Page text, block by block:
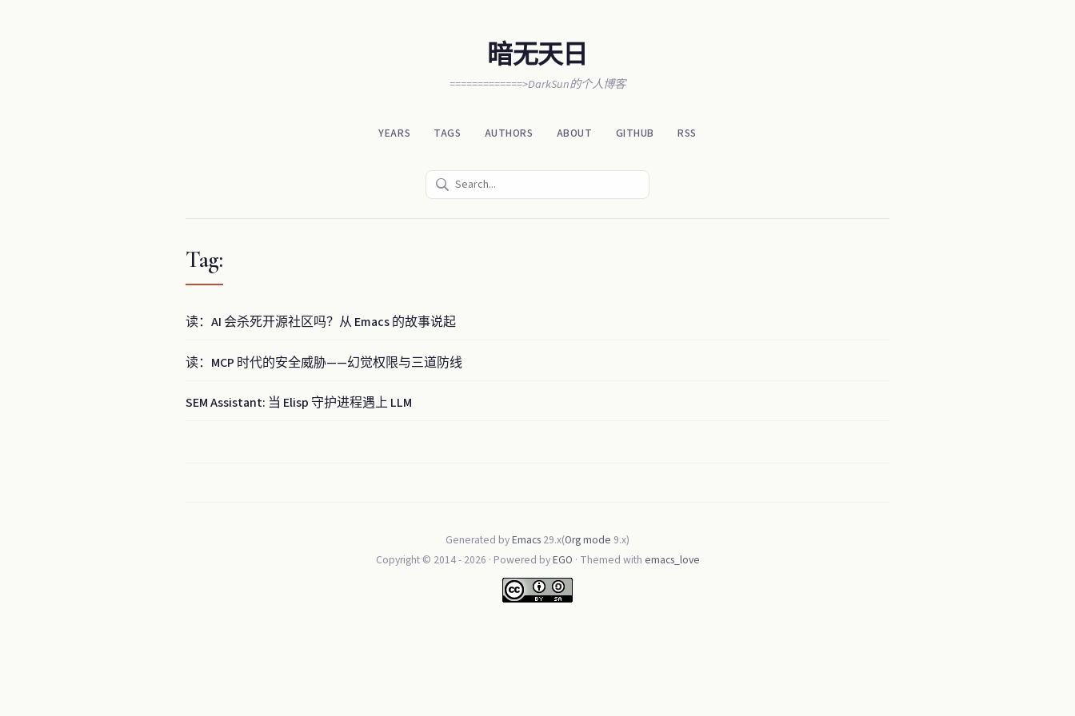
暗无天日
=============>DarkSun的个人博客
YEARS TAGS AUTHORS ABOUT GITHUB RSS
Tag:
读：AI 会杀死开源社区吗？从 Emacs 的故事说起
读：MCP 时代的安全威胁——幻觉权限与三道防线
SEM Assistant: 当 Elisp 守护进程遇上 LLM
Generated byEmacs 29.x(Org mode 9.x)
Copyright © 2014 - 2026 · Powered byEGO · Themed with emacs_love